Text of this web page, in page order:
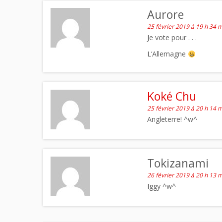
Aurore
25 février 2019 à 19 h 34
Je vote pour . . .
L’Allemagne
Koké Chu
25 février 2019 à 20 h 14
Angleterre! ^w^
Tokizanami
26 février 2019 à 20 h 13
Iggy ^w^